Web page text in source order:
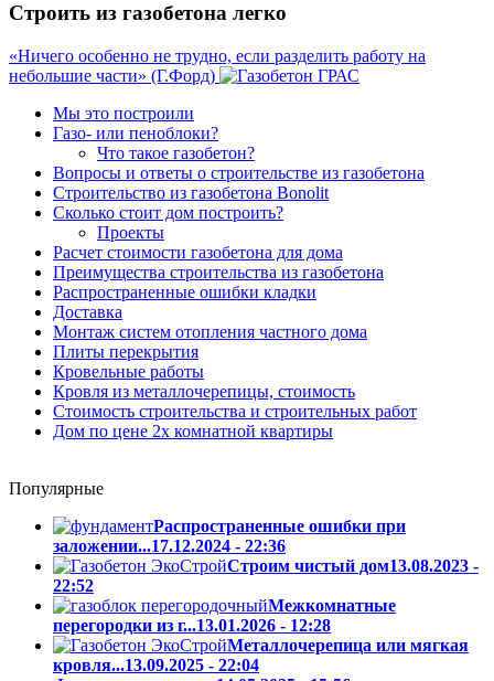
Строить из газобетона легко
«Ничего особенно не трудно, если разделить работу на
небольшие части» (Г.Форд)
Мы это построили
Газо- или пеноблоки?
Что такое газобетон?
Вопросы и ответы о строительстве из газобетона
Строительство из газобетона Bonolit
Сколько стоит дом построить?
Проекты
Расчет стоимости газобетона для дома
Преимущества строительства из газобетона
Распространенные ошибки кладки
Доставка
Монтаж систем отопления частного дома
Плиты перекрытия
Кровельные работы
Кровля из металлочерепицы, стоимость
Стоимость строительства и строительных работ
Дом по цене 2х комнатной квартиры
nmd cheap
Популярные
Распространенные ошибки при
заложении...17.12.2024 - 22:36
Cтроим чистый дом13.08.2023 -
22:52
Межкомнатные
перегородки из г...13.01.2026 - 12:28
Металлочерепица или мягкая
кровля...13.09.2025 - 22:04